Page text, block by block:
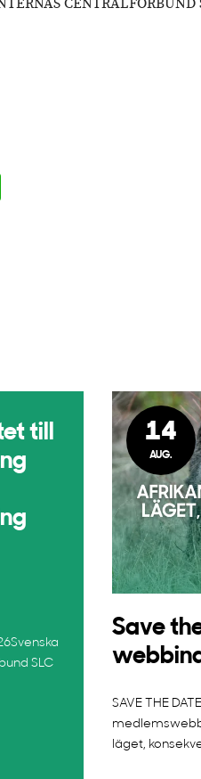
CENTRALFÖRBUND
till
SLC
14
AUG.
Save
SAVE THE
läget,